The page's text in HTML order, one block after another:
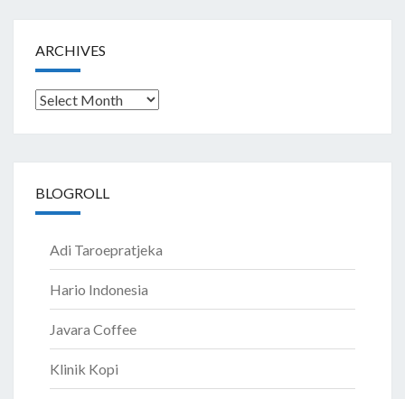
ARCHIVES
Archives
BLOGROLL
Adi Taroepratjeka
Hario Indonesia
Javara Coffee
Klinik Kopi